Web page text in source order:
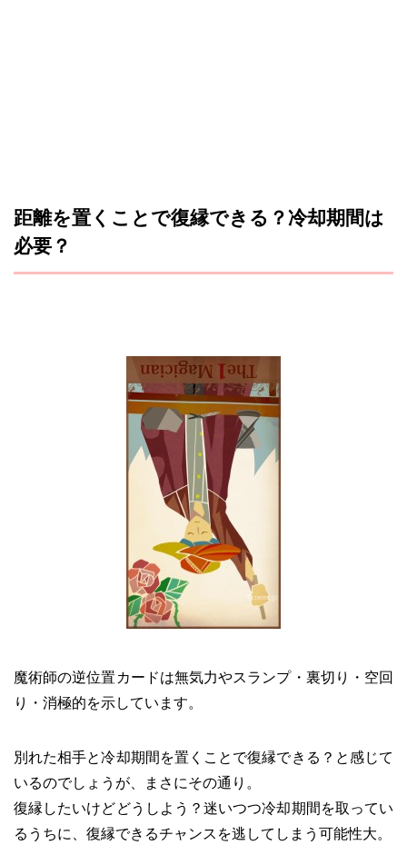
距離を置くことで復縁できる？冷却期間は
必要？
魔術師の逆位置カードは無気力やスランプ・裏切り・空回
り・消極的を示しています。
別れた相手と冷却期間を置くことで復縁できる？と感じて
いるのでしょうが、まさにその通り。
復縁したいけどどうしよう？迷いつつ冷却期間を取ってい
るうちに、復縁できるチャンスを逃してしまう可能性大。